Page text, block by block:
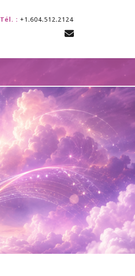
Tél. : +1.604.512.2124